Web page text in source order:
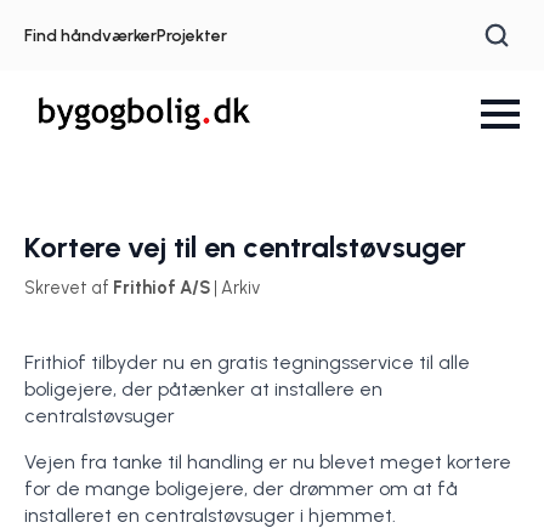
Find håndværkerProjekter
Kortere vej til en centralstøvsuger
Skrevet af Frithiof A/S | Arkiv
Frithiof tilbyder nu en gratis tegningsservice til alle
boligejere, der påtænker at installere en
centralstøvsuger
Vejen fra tanke til handling er nu blevet meget kortere
for de mange boligejere, der drømmer om at få
installeret en centralstøvsuger i hjemmet.